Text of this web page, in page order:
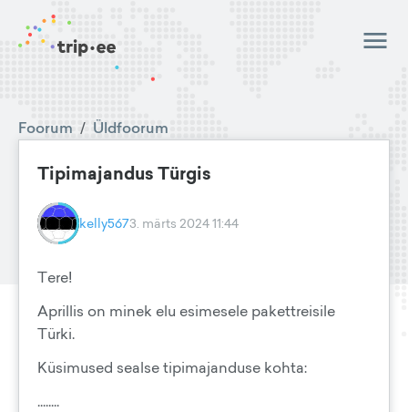
Foorum / Üldfoorum
Tipimajandus Türgis
kelly5673. märts 2024 11:44
Tere!
Aprillis on minek elu esimesele pakettreisile
Türki.
Küsimused sealse tipimajanduse kohta:
........